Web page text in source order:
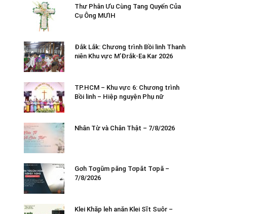
Thư Phân Ưu Cùng Tang Quyến Của
Cụ Ông MƯIH
Đắk Lắk: Chương trình Bồi linh Thanh
niên Khu vực M’Đrắk-Ea Kar 2026
TP.HCM – Khu vực 6: Chương trình
Bồi linh – Hiệp nguyện Phụ nữ
Nhân Từ và Chân Thật – 7/8/2026
Gơh Tơgŭm păng Tơpăt Tơpă –
7/8/2026
Klei Khăp leh anăn Klei Sĭt Suôr –